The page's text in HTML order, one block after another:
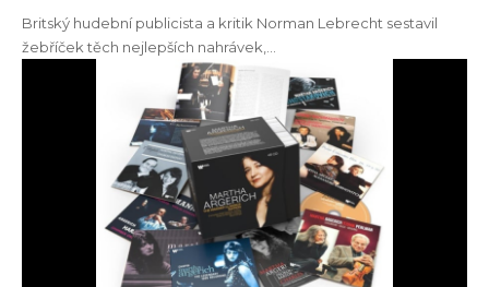
Britský hudební publicista a kritik Norman Lebrecht sestavil
žebříček těch nejlepších nahrávek,…